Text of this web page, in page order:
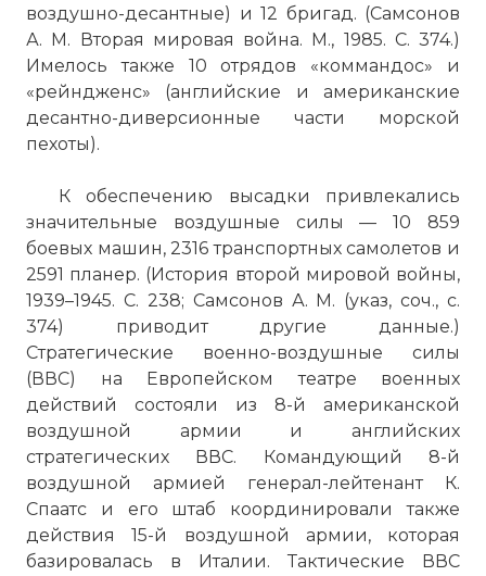
воздушно-десантные) и 12 бригад. (Самсонов
А. М. Вторая мировая война. М., 1985. С. 374.)
Имелось также 10 отрядов «коммандос» и
«рейндженс» (английские и американские
десантно-диверсионные части морской
пехоты).
К обеспечению высадки привлекались
значительные воздушные силы — 10 859
боевых машин, 2316 транспортных самолетов и
2591 планер. (История второй мировой войны,
1939–1945. С. 238; Самсонов А. М. (указ, соч., с.
374) приводит другие данные.)
Стратегические военно-воздушные силы
(ВВС) на Европейском театре военных
действий состояли из 8-й американской
воздушной армии и английских
стратегических ВВС. Командующий 8-й
воздушной армией генерал-лейтенант К.
Спаатс и его штаб координировали также
действия 15-й воздушной армии, которая
базировалась в Италии. Тактические ВВС